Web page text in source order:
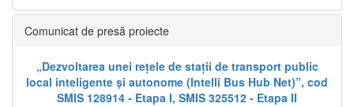
Comunicat de presă proiecte
„Dezvoltarea unei rețele de stații de transport public
local inteligente și autonome (Intelli Bus Hub Net)”, cod
SMIS 128914 - Etapa I, SMIS 325512 - Etapa II